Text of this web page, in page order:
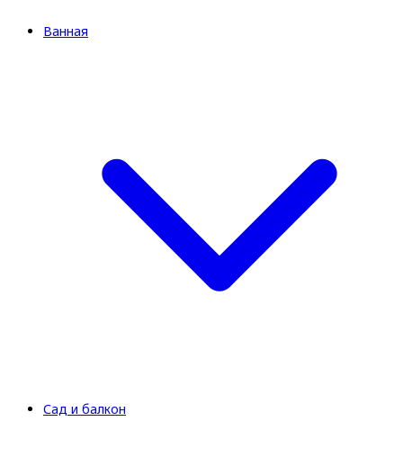
Ванная
Сад и балкон